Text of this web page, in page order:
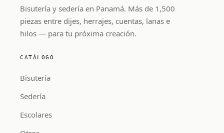
Bisutería y sedería en Panamá. Más de 1,500
piezas entre dijes, herrajes, cuentas, lanas e
hilos — para tu próxima creación.
CATÁLOGO
Bisutería
Sedería
Escolares